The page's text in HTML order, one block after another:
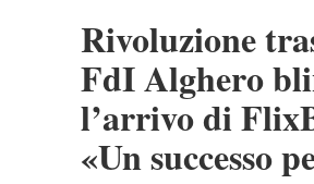
Rivoluzione
FdI Alghero
l’arrivo di
«Un successo